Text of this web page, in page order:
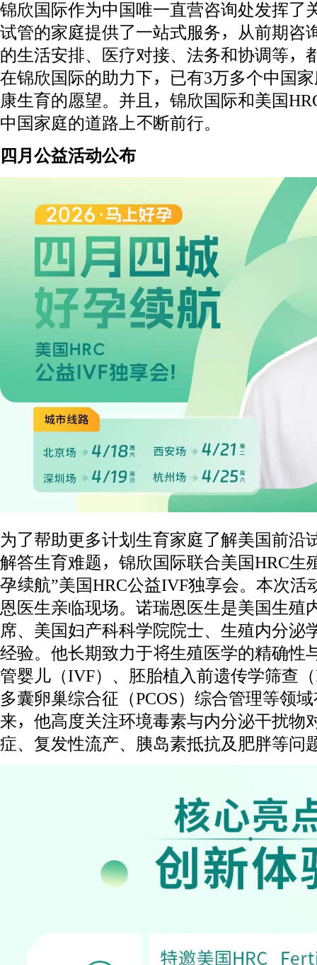
锦欣国际作为中国唯一直营咨询处发挥了
试管的家庭提供了一站式服务，从前期咨
的生活安排、医疗对接、法务和协调等，
在锦欣国际的助力下，已有3万多个中国
康生育的愿望。并且，锦欣国际和美国
中国家庭的道路上不断前行。
四月公益活动公布
为了帮助更多计划生育家庭了解美国前沿
解答生育难题，锦欣国际联合美国HRC生
孕续航”美国HRC公益IVF独享会。本次活
恩医生亲临现场。诺瑞恩医生是美国生殖
席、美国妇产科科学院院士、生殖内分泌
经验。他长期致力于将生殖医学的精确性
管婴儿（IVF）、胚胎植入前遗传学筛查
多囊卵巢综合征（PCOS）综合管理等领
来，他高度关注环境毒素与内分泌干扰物
症、复发性流产、胰岛素抵抗及肥胖等问